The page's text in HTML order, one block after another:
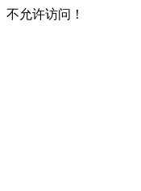
不允许访问！